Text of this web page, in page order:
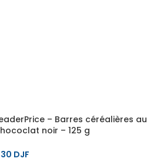
– Barres céréalières au
noir – 125 g
DJF